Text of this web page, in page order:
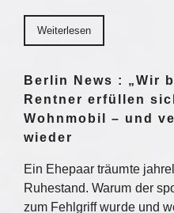
Weiterlesen
Berlin News : „Wir
Rentner erfüllen
Wohnmobil – und
wieder
Ein Ehepaar träumte
Ruhestand. Warum der
zum Fehlgriff wurde und